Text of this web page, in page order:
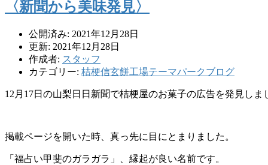
〈新聞から美味発見〉
公開済み: 2021年12月28日
更新: 2021年12月28日
作成者: スタッフ
カテゴリー: 桔梗信玄餅工場テーマパークブログ
12月17日の山梨日日新聞で桔梗屋のお菓子の広告を発見しま
掲載ページを開いた時、真っ先に目にとまりました。
「福占い甲斐のガラガラ」、縁起が良い名前です。